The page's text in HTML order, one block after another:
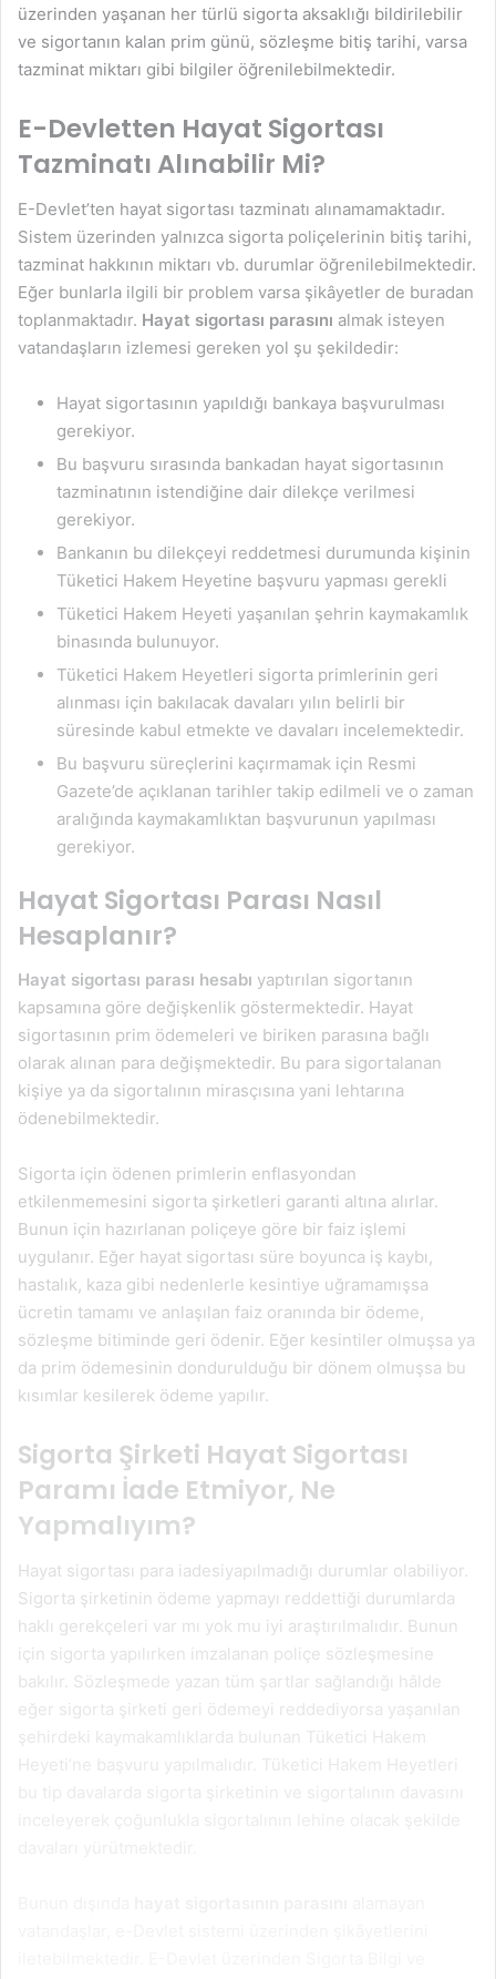
üzerinden yaşanan her türlü sigorta aksaklığı bildirilebilir
ve sigortanın kalan prim günü, sözleşme bitiş tarihi, varsa
tazminat miktarı gibi bilgiler öğrenilebilmektedir.
E-Devletten Hayat Sigortası
Tazminatı Alınabilir Mi?
E-Devlet’ten hayat sigortası tazminatı alınamamaktadır.
Sistem üzerinden yalnızca sigorta poliçelerinin bitiş tarihi,
tazminat hakkının miktarı vb. durumlar öğrenilebilmektedir.
Eğer bunlarla ilgili bir problem varsa şikâyetler de buradan
toplanmaktadır. Hayat sigortası parasını almak isteyen
vatandaşların izlemesi gereken yol şu şekildedir:
Hayat sigortasının yapıldığı bankaya başvurulması
gerekiyor.
Bu başvuru sırasında bankadan hayat sigortasının
tazminatının istendiğine dair dilekçe verilmesi
gerekiyor.
Bankanın bu dilekçeyi reddetmesi durumunda kişinin
Tüketici Hakem Heyetine başvuru yapması gerekli
Tüketici Hakem Heyeti yaşanılan şehrin kaymakamlık
binasında bulunuyor.
Tüketici Hakem Heyetleri sigorta primlerinin geri
alınması için bakılacak davaları yılın belirli bir
süresinde kabul etmekte ve davaları incelemektedir.
Bu başvuru süreçlerini kaçırmamak için Resmi
Gazete’de açıklanan tarihler takip edilmeli ve o zaman
aralığında kaymakamlıktan başvurunun yapılması
gerekiyor.
Hayat Sigortası Parası Nasıl
Hesaplanır?
Hayat sigortası parası hesabı yaptırılan sigortanın
kapsamına göre değişkenlik göstermektedir. Hayat
sigortasının prim ödemeleri ve biriken parasına bağlı
olarak alınan para değişmektedir. Bu para sigortalanan
kişiye ya da sigortalının mirasçısına yani lehtarına
ödenebilmektedir.
Sigorta için ödenen primlerin enflasyondan
etkilenmemesini sigorta şirketleri garanti altına alırlar.
Bunun için hazırlanan poliçeye göre bir faiz işlemi
uygulanır. Eğer hayat sigortası süre boyunca iş kaybı,
hastalık, kaza gibi nedenlerle kesintiye uğramamışsa
ücretin tamamı ve anlaşılan faiz oranında bir ödeme,
sözleşme bitiminde geri ödenir. Eğer kesintiler olmuşsa ya
da prim ödemesinin dondurulduğu bir dönem olmuşsa bu
kısımlar kesilerek ödeme yapılır.
Sigorta Şirketi Hayat Sigortası
Paramı İade Etmiyor, Ne
Yapmalıyım?
Hayat sigortası para iadesiyapılmadığı durumlar olabiliyor.
Sigorta şirketinin ödeme yapmayı reddettiği durumlarda
haklı gerekçeleri var mı yok mu iyi araştırılmalıdır. Bunun
için sigorta yapılırken imzalanan poliçe sözleşmesine
bakılır. Sözleşmede yazan tüm şartlar sağlandığı hâlde
eğer sigorta şirketi geri ödemeyi reddediyorsa yaşanılan
şehirdeki kaymakamlıklarda bulunan Tüketici Hakem
Heyeti’ne başvuru yapılmalıdır. Tüketici Hakem Heyetleri